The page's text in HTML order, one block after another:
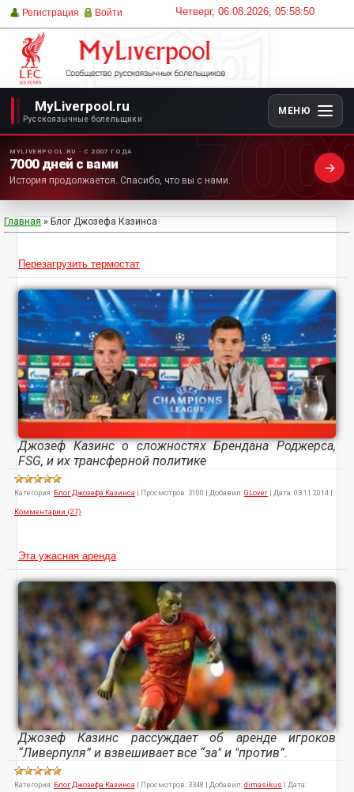
Четверг, 06.08.2026, 05:58:50
Регистрация Войти
MyLiverpool.ru
Русскоязычные болельщики
МЕНЮ
MYLIVERPOOL.RU · С 2007 ГОДА
7000 дней с вами
История продолжается. Спасибо, что вы с нами.
Главная » Блог Джозефа Казинса
Перезагрузить термостат
Джозеф Казинс о сложностях Брендана Роджерса,
FSG, и их трансферной политике
Категория: Блог Джозефа Казинса | Просмотров: 3100 | Добавил:GLover | Дата:03.11.2014 |
Комментарии (27)
Эта ужасная аренда
Джозеф Казинс рассуждает об аренде игроков
“Ливерпуля” и взвешивает все “за" и "против”.
Категория: Блог Джозефа Казинса | Просмотров: 3348 | Добавил:dimasikus | Дата: